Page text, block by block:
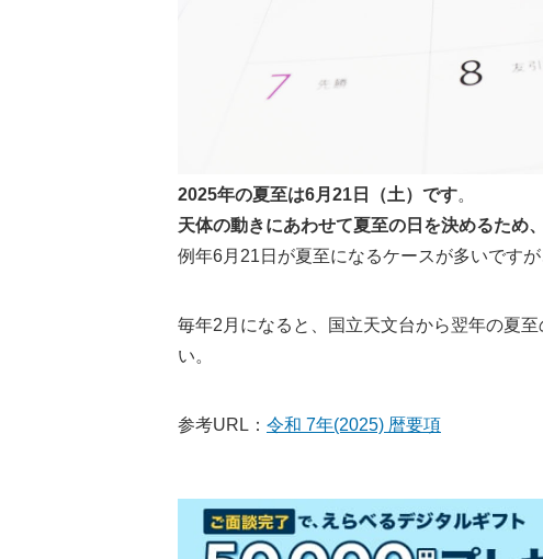
2025年の夏至は6月21日（土）です。
天体の動きにあわせて夏至の日を決めるため
例年6月21日が夏至になるケースが多いです
毎年2月になると、国立天文台から翌年の夏
い。
参考URL： 令和 7年(2025) 暦要項